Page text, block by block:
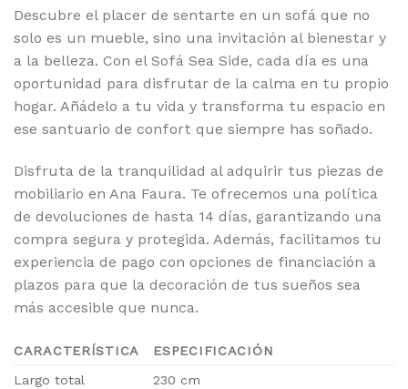
Descubre el placer de sentarte en un sofá que no
solo es un mueble, sino una invitación al bienestar y
a la belleza. Con el Sofá Sea Side, cada día es una
oportunidad para disfrutar de la calma en tu propio
hogar. Añádelo a tu vida y transforma tu espacio en
ese santuario de confort que siempre has soñado.
Disfruta de la tranquilidad al adquirir tus piezas de
mobiliario en Ana Faura. Te ofrecemos una política
de devoluciones de hasta 14 días, garantizando una
compra segura y protegida. Además, facilitamos tu
experiencia de pago con opciones de financiación a
plazos para que la decoración de tus sueños sea
más accesible que nunca.
CARACTERÍSTICA
ESPECIFICACIÓN
Largo total
230 cm